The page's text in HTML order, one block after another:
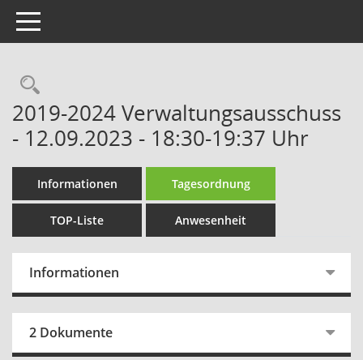
Toggle navigation
Rechercheauswahl
2019-2024 Verwaltungsausschuss
- 12.09.2023 - 18:30-19:37 Uhr
Informationen Tagesordnung
TOP-Liste Anwesenheit
Informationen
2 Dokumente